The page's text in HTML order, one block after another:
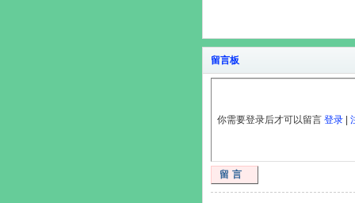
留言板
你需要登录后才可以留言 登录
留言